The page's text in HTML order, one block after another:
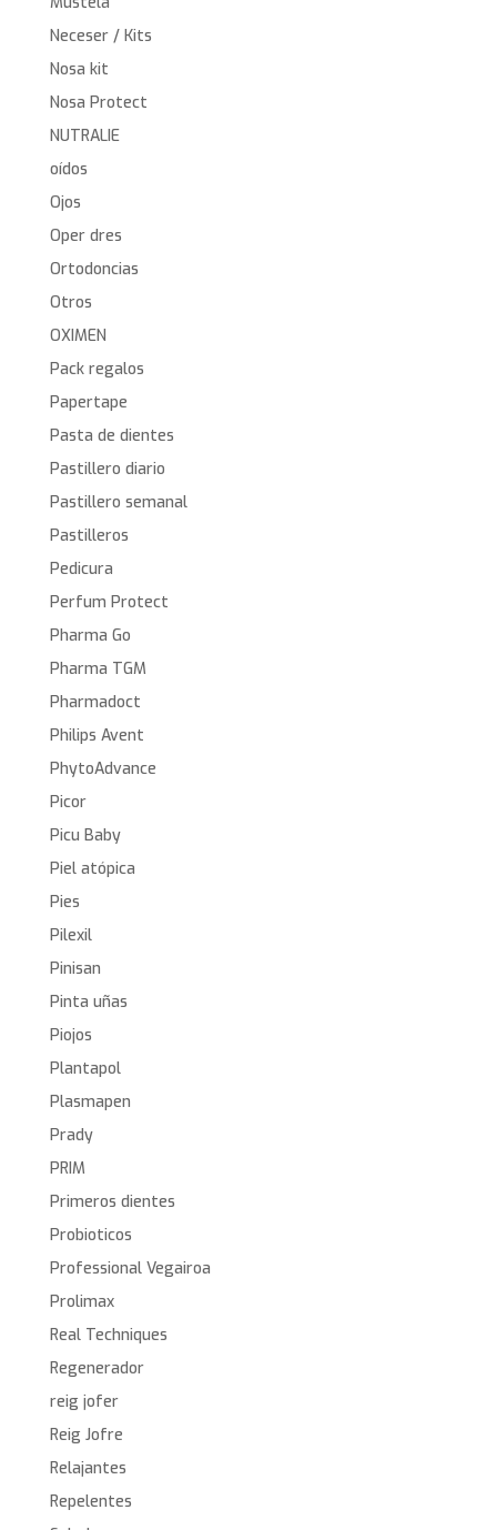
Neceser / Kits
Nosa kit
Nosa Protect
NUTRALIE
oídos
Ojos
Oper dres
Ortodoncias
Otros
OXIMEN
Pack regalos
Papertape
Pasta de dientes
Pastillero diario
Pastillero semanal
Pastilleros
Pedicura
Perfum Protect
Pharma Go
Pharma TGM
Pharmadoct
Philips Avent
PhytoAdvance
Picor
Picu Baby
Piel atópica
Pies
Pilexil
Pinisan
Pinta uñas
Piojos
Plantapol
Plasmapen
Prady
PRIM
Primeros dientes
Probioticos
Professional Vegairoa
Prolimax
Real Techniques
Regenerador
reig jofer
Reig Jofre
Relajantes
Repelentes